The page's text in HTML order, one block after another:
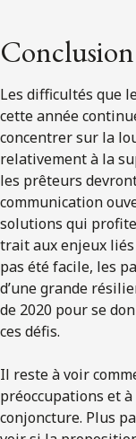
Conclusion
Les difficultés que
cette année
concentrer sur la
relativement à la
les prêteurs
communication
solutions qui
trait aux enjeux liés
pas été facile, les
d’une grande
de 2020 pour se
ces défis.
Il reste à voir
préoccupations et
conjoncture. Plus